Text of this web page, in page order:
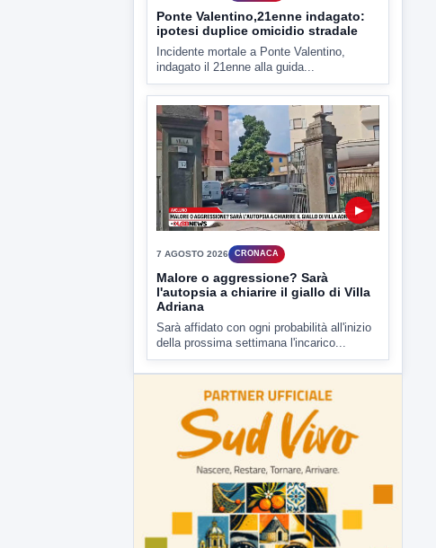
▶
7 AGOSTO 2026 CRONACA
Malore o aggressione? Sarà
l'autopsia a chiarire il giallo di Villa
Adriana
Sarà affidato con ogni probabilità all'inizio
della prossima settimana l'incarico...